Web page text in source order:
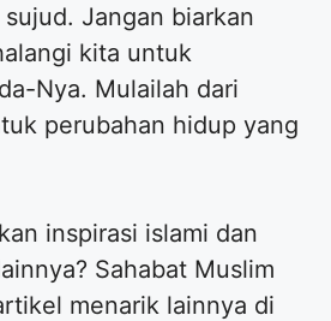
sujud. Jangan biarkan
kita untuk
Nya. Mulailah dari
perubahan hidup yang
inspirasi islami dan
Sahabat Muslim
menarik lainnya di